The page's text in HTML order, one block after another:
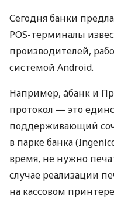
Сегодня банки
POS-терминалы
производителей,
системой Android.
Например, àбанк и
протокол — это
поддерживающий
в парке банка
время, не нужно
случае реализации
на кассовом